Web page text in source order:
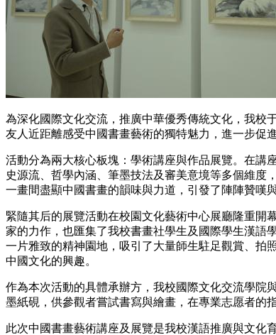
為深化國際文化交流，推廣中華優秀傳統文化，我校
友人近距離感受中國書畫藝術的獨特魅力，進一步促
活動分為兩大核心板塊：學術講座與作品展覽。在講
史源流、哲學內涵、筆墨技法及審美意境等多個維
一畫間盡顯中國書畫的韻味與力道，引發了陣陣贊嘆
緊隨其后的展覽活動在校園文化藝術中心展廳隆重開
家的力作，也匯集了我校書畫社學生及國際學生漢語
一片雅致的精神園地，吸引了大量師生駐足觀賞、拍
中國文化的興趣。
作為本次活動的具體承辦方，我校國際文化交流學院
墨紙硯，供參觀者嘗試書寫與繪畫，在專業志愿者的
此次中國書畫藝術講座及展覽是我校漢語推廣與文化